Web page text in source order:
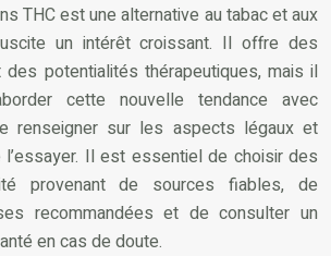
THC est une alternative au tabac et aux
un intérêt croissant. Il offre des
potentialités thérapeutiques, mais il
cette nouvelle tendance avec
renseigner sur les aspects légaux et
l’essayer. Il est essentiel de choisir des
provenant de sources fiables, de
recommandées et de consulter un
en cas de doute.